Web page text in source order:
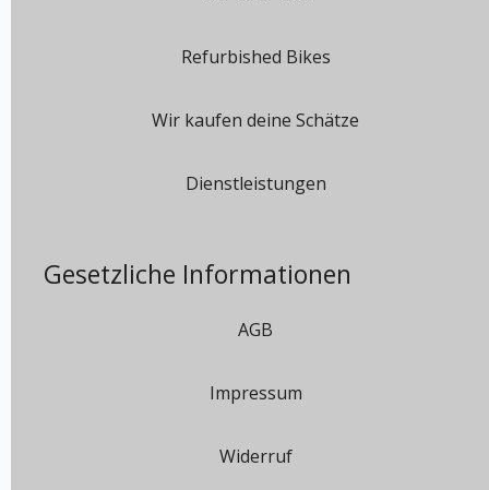
Refurbished Bikes
Wir kaufen deine Schätze
Dienstleistungen
Gesetzliche Informationen
AGB
Impressum
Widerruf